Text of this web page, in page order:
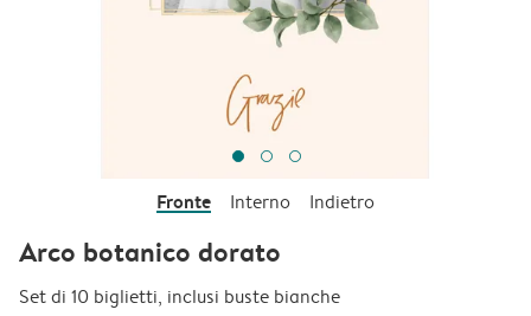
Fronte Interno Indietro
Arco botanico dorato
Set di 10 biglietti, inclusi buste bianche